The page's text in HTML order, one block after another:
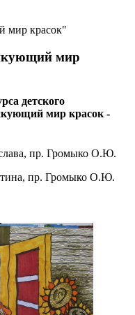
мир красок"
мир
детского
мир красок -
пр. Громыко О.Ю.
пр. Громыко О.Ю.